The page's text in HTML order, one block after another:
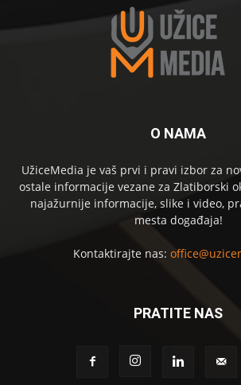
O NAMA
UžiceMedia je vaš prvi i pravi izbor za
ostale informacije vezane za Zlatiborski
najažurnije informacije, slike i video,
mesta događaja!
Kontaktirajte nas:
PRATITE NAS